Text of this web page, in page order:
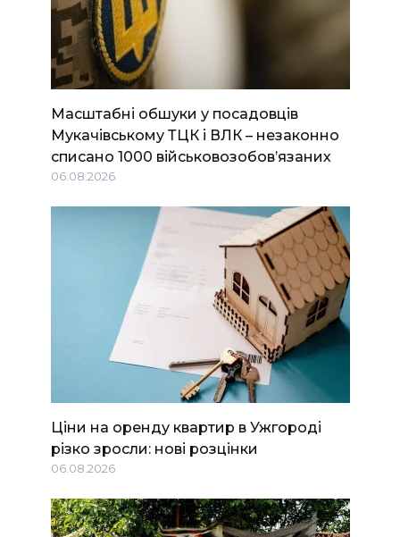
Масштабні обшуки у посадовців
Мукачівському ТЦК і ВЛК – незаконно
списано 1000 військовозобов’язаних
06.08.2026
Ціни на оренду квартир в Ужгороді
різко зросли: нові розцінки
06.08.2026